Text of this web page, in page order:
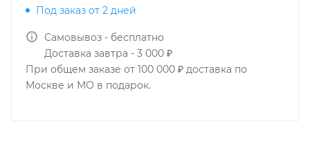
Под заказ от 2 дней
Самовывоз - бесплатно
Доставка завтра - 3 000 ₽
При общем заказе от 100 000 ₽ доставка по
Москве и МО в подарок.